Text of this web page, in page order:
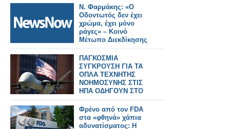
Ν. Φαρμάκης: «Ο
Οδοντωτός δεν έχει
χρώμα, έχει μόνο
ράγες» – Κοινό
Μέτωπο Διεκδίκησης
ΠΑΓΚΟΣΜΙΑ
ΣΥΓΚΡΟΥΣΗ ΓΙΑ ΤΑ
ΟΠΛΑ ΤΕΧΝΗΤΗΣ
ΝΟΗΜΟΣΥΝΗΣ ΣΤΙΣ
ΗΠΑ ΟΔΗΓΟΥΝ ΣΤΟ
TERMINATOR
Φρένο από τον FDA
στα «φθηνά» χάπια
αδυνατίσματος: Η